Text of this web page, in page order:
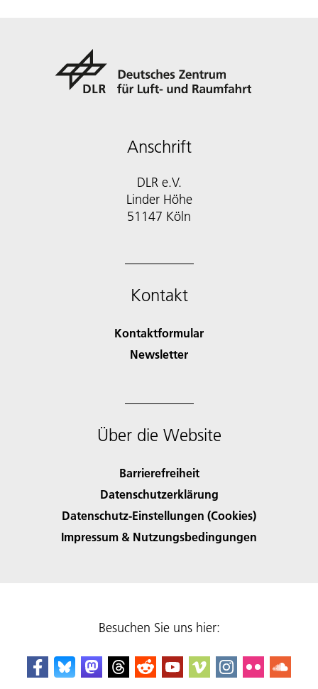
Anschrift
DLR e.V.
Linder Höhe
51147 Köln
Kontakt
Kontaktformular
Newsletter
Über die Website
Barrierefreiheit
Datenschutzerklärung
Datenschutz-Einstellungen (Cookies)
Impressum & Nutzungsbedingungen
Besuchen Sie uns hier: